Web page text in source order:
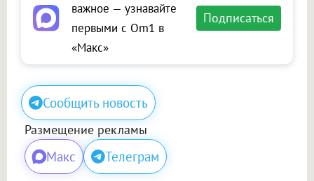
важное — узнавайте
первыми с Om1 в
«Макс»
Подписаться
Сообщить новость
Размещение рекламы
Макс Телеграм